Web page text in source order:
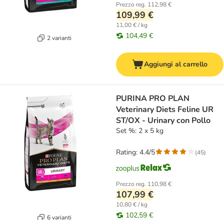
2 varianti
Prezzo reg. 112,98 €
109,99 €
11,00 € / kg
104,49 €
Aggiungi al carrello
6 varianti
PURINA PRO PLAN
Veterinary Diets Feline UR
ST/OX - Urinary con Pollo
Set %: 2 x 5 kg
Prezzo reg. 110,98 €
107,99 €
10,80 € / kg
102,59 €
Rating: 4.4/5 (45)